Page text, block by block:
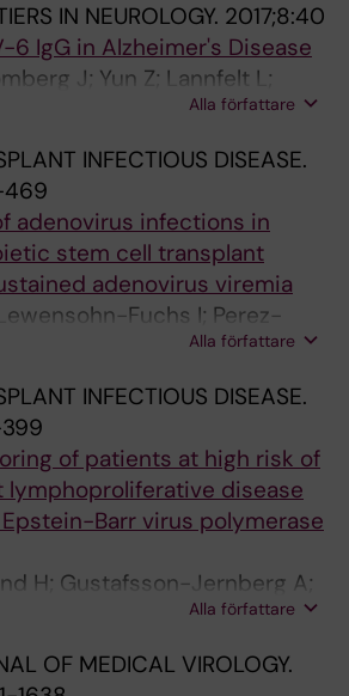
IN NEUROLOGY. 2017;8:40
6 IgG in Alzheimer's Disease
J; Yun Z; Lannfelt L;
Alla författare
INFECTIOUS DISEASE.
469
adenovirus infections in
stem cell transplant
adenovirus viremia
Fuchs I; Perez-
C; Engstrom L; Vuong G-K;
Alla författare
INFECTIOUS DISEASE.
of patients at high risk of
disease
Barr virus polymerase
H; Gustafsson-Jernberg A;
J; Remberger M; Ringden
Alla författare
OF MEDICAL VIROLOGY.